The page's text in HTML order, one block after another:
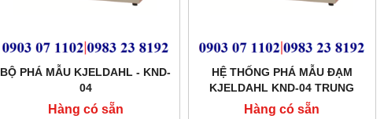
BỘ PHÁ MẪU KJELDAHL - KND-
04
Hàng có sẵn
HỆ THỐNG PHÁ MẪU ĐẠM
KJELDAHL KND-04 TRUNG
QUỐC
Hàng có sẵn